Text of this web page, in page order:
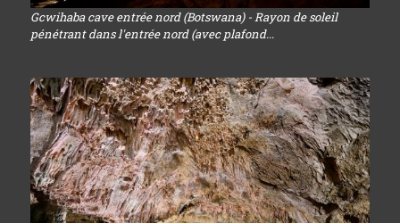
Gcwihaba cave entrée nord (Botswana) - Rayon de soleil
pénétrant dans l'entrée nord (avec plafond...